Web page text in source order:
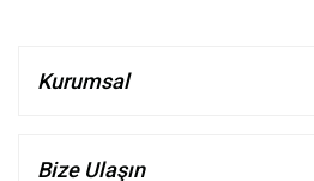
Kurumsal
Bize Ulaşın